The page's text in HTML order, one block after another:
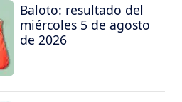
Baloto: resultado del
miércoles 5 de agosto
de 2026